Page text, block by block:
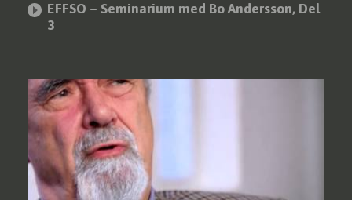
EFFSO – Seminarium med Bo Andersson, Del
3